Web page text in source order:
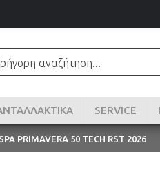
SERVICE
PRIMAVERA 50 TECH RST 2026